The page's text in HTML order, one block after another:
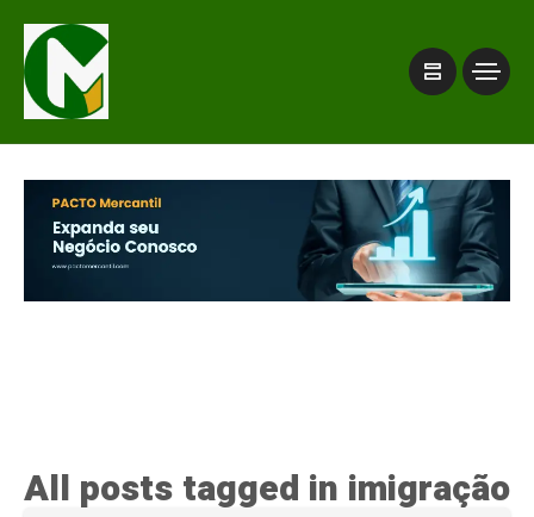
All posts tagged in imigração